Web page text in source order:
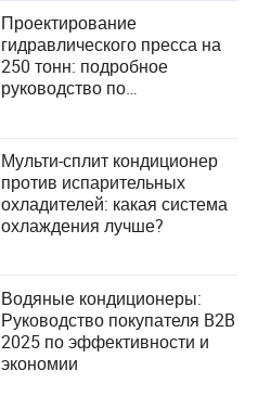
Проектирование
гидравлического пресса на
250 тонн: подробное
руководство по
потребностей пользователей
и повышению
производительности
Мульти-сплит кондиционер
против испарительных
охладителей: какая система
охлаждения лучше?
Водяные кондиционеры:
Руководство покупателя B2B
2025 по эффективности и
экономии